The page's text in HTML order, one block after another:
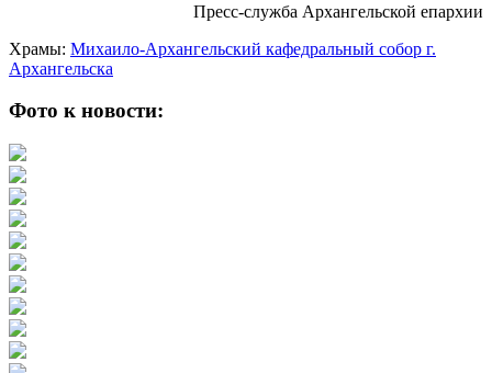
Пресс-служба Архангельской епархии
Храмы: Михаило-Архангельский кафедральный собор г.
Архангельска
Фото к новости: